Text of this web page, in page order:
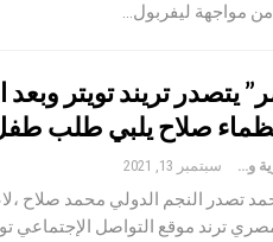
مواجهة ليفربول…
يتصدر تريند تويتر وبعد
صلاح يلبي طلب
جريدة الجمهورية والعالم سبتمبر 13, 2021
تصدر النجم الدولي محمد صلاح
ترند موقع التواصل الإجتماعي